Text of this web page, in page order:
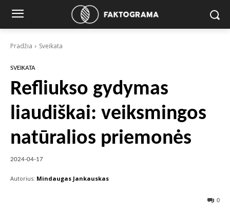
Pradžia Sveikata
SVEIKATA
Refliukso gydymas
liaudiškai: veiksmingos
natūralios priemonės
2024-04-17
Autorius: Mindaugas Jankauskas
0